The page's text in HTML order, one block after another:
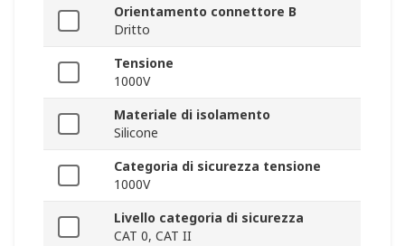
Orientamento connettore B
Dritto
Tensione
1000V
Materiale di isolamento
Silicone
Categoria di sicurezza tensione
1000V
Livello categoria di sicurezza
CAT 0, CAT II